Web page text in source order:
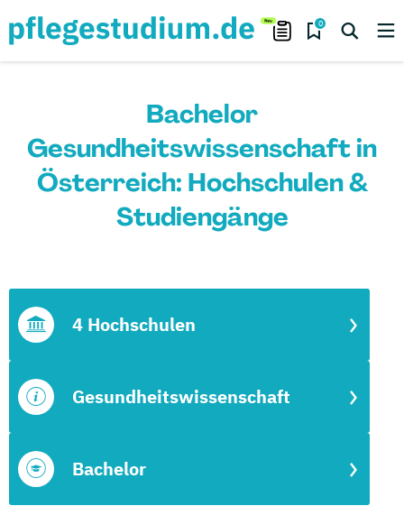
0
Bachelor
Gesundheitswissenschaft in
Österreich: Hochschulen &
Studiengänge
Bachelor
Gesundheitswissenschaft
4 Hochschulen